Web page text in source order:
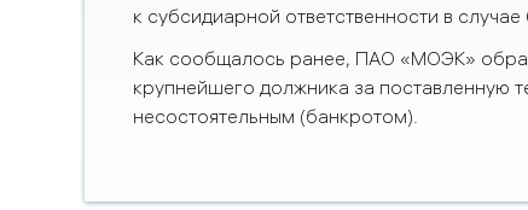
к субсидиарной ответственности в случае
Как сообщалось ранее, ПАО «МОЭК»
крупнейшего должника за
несостоятельным (банкротом).